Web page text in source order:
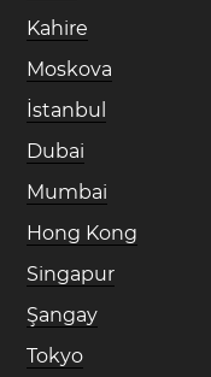
Kahire
Moskova
İstanbul
Dubai
Mumbai
Hong Kong
Singapur
Şangay
Tokyo